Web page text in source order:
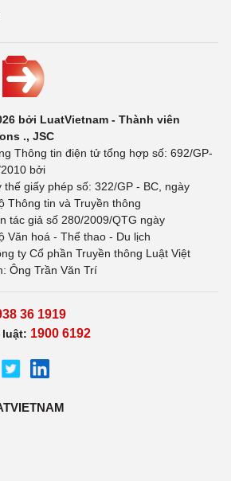
bởi LuatVietnam - Thành viên
., JSC
Thông tin điện tử tổng hợp số: 692/GP-
bởi
giấy phép số: 322/GP - BC, ngày
Thông tin và Truyền thông
tác giả số 280/2009/QTG ngày
Văn hoá - Thể thao - Du lịch
ty Cổ phần Truyền thông Luật Việt
Ông Trần Văn Trí
36 1919
luật: 1900 6192